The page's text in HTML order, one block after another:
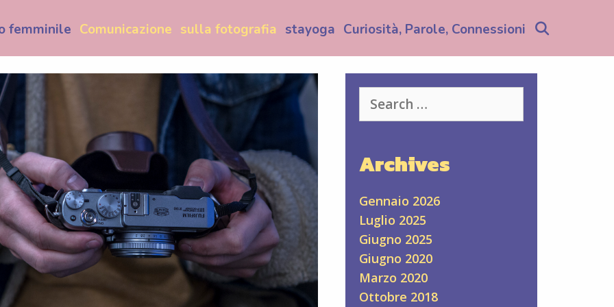
femminile Comunicazione sulla fotografia stayoga Curiosità, Parole, Connessioni
for:
Archives
Gennaio 2026
Luglio 2025
Giugno 2025
Giugno 2020
Marzo 2020
Ottobre 2018